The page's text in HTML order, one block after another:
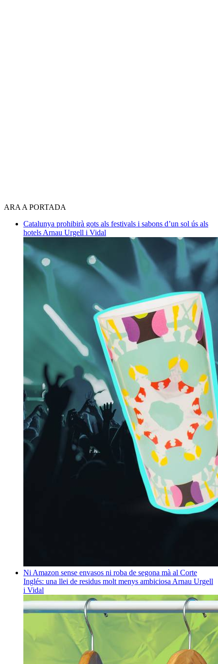
ARA A PORTADA
Catalunya prohibirà gots als festivals i sabons d’un sol ús als
hotels Arnau Urgell i Vidal
Ni Amazon sense envasos ni roba de segona mà al Corte
Inglés: una llei de residus molt menys ambiciosa Arnau Urgell
i Vidal